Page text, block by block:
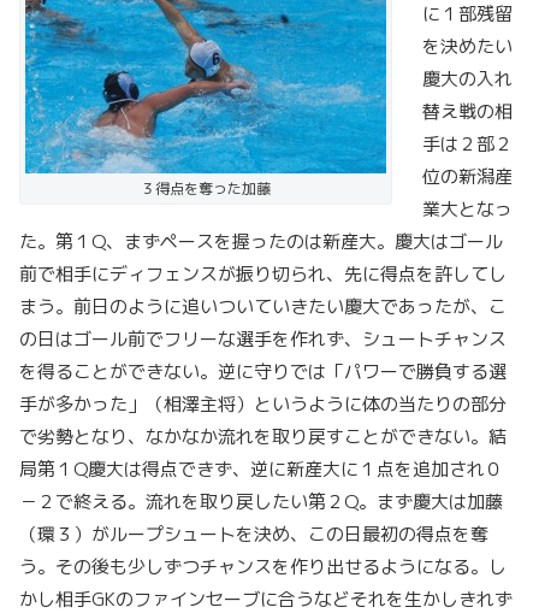
３得点を奪った加藤
に１部残留
を決めたい
慶大の入れ
替え戦の相
手は２部２
位の新潟産
業大となっ
た。第１Q、まずペースを握ったのは新産大。慶大はゴール
前で相手にディフェンスが振り切られ、先に得点を許してし
まう。前日のように追いついていきたい慶大であったが、こ
の日はゴール前でフリーな選手を作れず、シュートチャンス
を得ることができない。逆に守りでは「パワーで勝負する選
手が多かった」（相澤主将）というように体の当たりの部分
で劣勢となり、なかなか流れを取り戻すことができない。結
局第１Q慶大は得点できず、逆に新産大に１点を追加され０
－２で終える。流れを取り戻したい第２Q。まず慶大は加藤
（環３）がループシュートを決め、この日最初の得点を奪
う。その後も少しずつチャンスを作り出せるようになる。し
かし相手GKのファインセーブに合うなどそれを生かしきれず